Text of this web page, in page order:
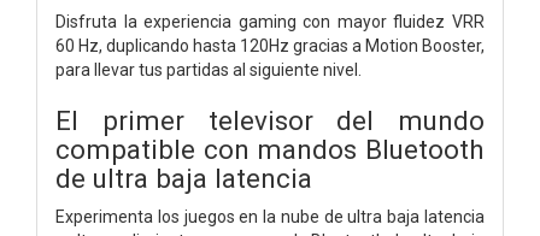
Disfruta la experiencia gaming con mayor fluidez VRR
60 Hz, duplicando hasta 120Hz gracias a Motion Booster,
para llevar tus partidas al siguiente nivel.
El primer televisor del mundo
compatible con mandos Bluetooth
de ultra baja latencia
Experimenta los juegos en la nube de ultra baja latencia